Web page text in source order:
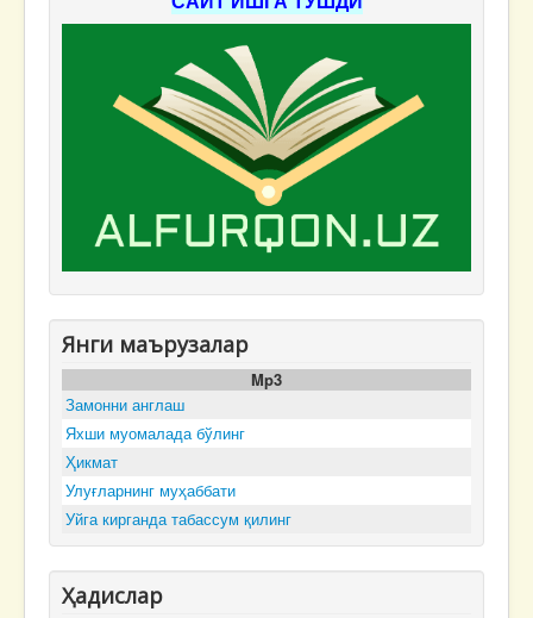
Янги маърузалар
Mp3
Замонни англаш
Яхши муомалада бўлинг
Ҳикмат
Улуғларнинг муҳаббати
Уйга кирганда табассум қилинг
Ҳадислар